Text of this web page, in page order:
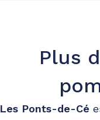
Plus
Les Ponts-de-Cé